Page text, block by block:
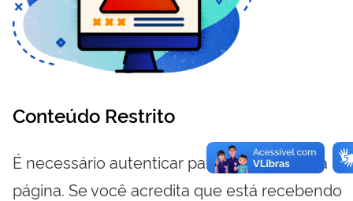
Conteúdo Restrito
É necessário autenticar para visualizar essa
página. Se você acredita que está recebendo